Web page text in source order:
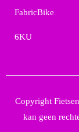
FabricBike
6KU
Copyright
kan geen